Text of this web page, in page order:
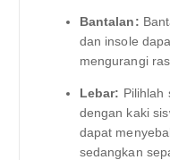
Bantalan:
dan insole
mengurangi
Lebar: Pilihlah
dengan kaki
dapat
sedangkan